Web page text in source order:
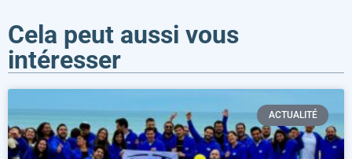
Cela peut aussi vous
intéresser
ACTUALITÉ